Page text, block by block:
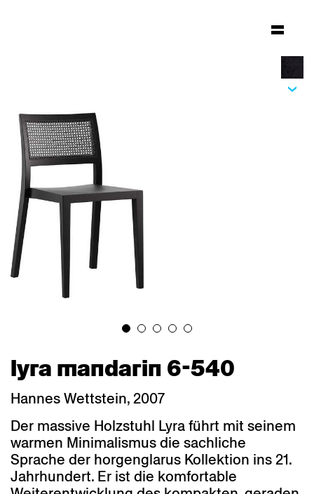
lyra mandarin 6-540
Hannes Wettstein, 2007
Der massive Holzstuhl Lyra führt mit seinem
warmen Minimalismus die sachliche
Sprache der horgenglarus Kollektion ins 21.
Jahrhundert. Er ist die komfortable